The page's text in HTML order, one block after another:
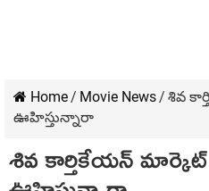
Home/ Movie News/ శివ
ఊహిస్తున్నారా
శివ కార్తికేయన్ మార్కెట్